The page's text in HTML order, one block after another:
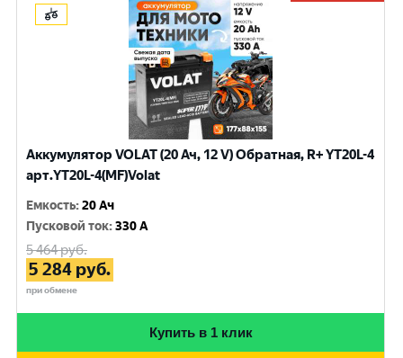
Аккумулятор VOLAT (20 Ач, 12 V) Обратная, R+ YT20L-4
арт.YT20L-4(MF)Volat
Емкость:20 Ач
Пусковой ток:330 A
5 464руб.
5 284 руб.
при обмене
Купить в 1 клик